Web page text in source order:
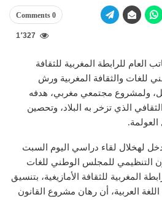
0 Comments
1٬327
العام للرابطة المغربية للثقافة
للغات والثقافة المغربية ورش
ولمشروع مجتمعي مغربي، هدفه
الذي تزخر به البلاد، وتحصين
لهخلال لقاء دراسي اليوم السبت
التنظيمي للمجلس الوطني للغات
المغربية للثقافة الأمازيغية، بتنسيق
العربية، أن رهان مشروع القانون